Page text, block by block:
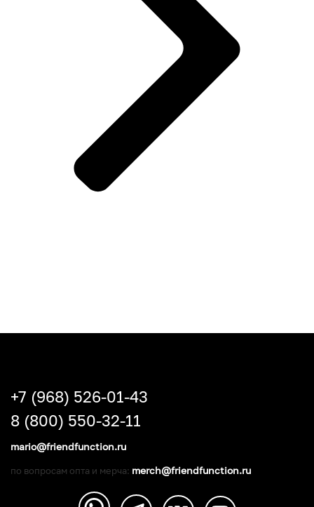
+7 (968) 526-01-43
8 (800) 550-32-11
mario@friendfunction.ru
по вопросам опта и мерча: merch@friendfunction.ru